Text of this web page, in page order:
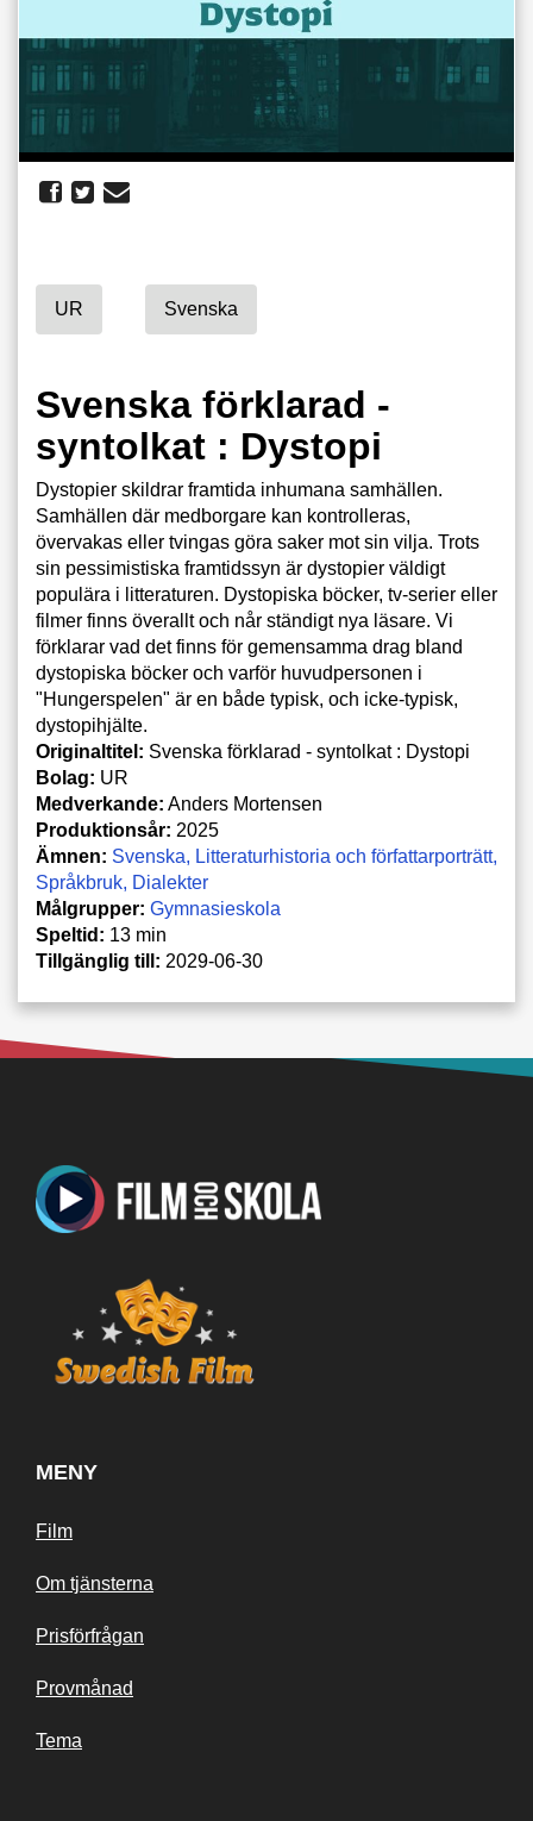
UR Svenska
Svenska förklarad -
syntolkat : Dystopi
Dystopier skildrar framtida inhumana samhällen.
Samhällen där medborgare kan kontrolleras,
övervakas eller tvingas göra saker mot sin vilja. Trots
sin pessimistiska framtidssyn är dystopier väldigt
populära i litteraturen. Dystopiska böcker, tv-serier eller
filmer finns överallt och når ständigt nya läsare. Vi
förklarar vad det finns för gemensamma drag bland
dystopiska böcker och varför huvudpersonen i
"Hungerspelen" är en både typisk, och icke-typisk,
dystopihjälte.
Originaltitel: Svenska förklarad - syntolkat : Dystopi
Bolag: UR
Medverkande: Anders Mortensen
Produktionsår: 2025
Ämnen: Svenska
Litteraturhistoria och författarporträtt
Språkbruk Dialekter
Målgrupper: Gymnasieskola
Speltid: 13 min
Tillgänglig till: 2029-06-30
MENY
Film
Om tjänsterna
Prisförfrågan
Provmånad
Tema